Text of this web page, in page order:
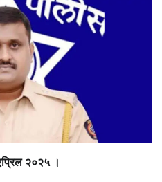
२०२५ ।